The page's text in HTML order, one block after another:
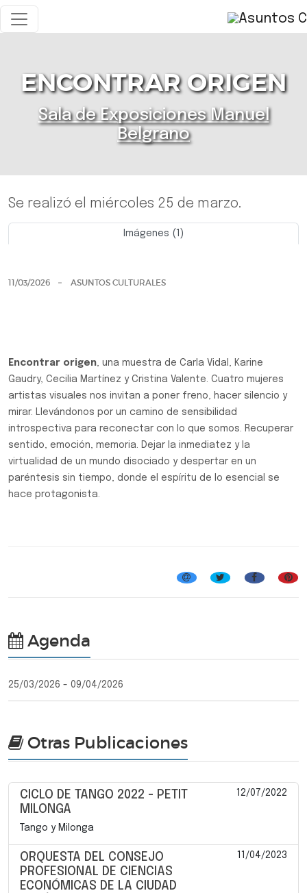
ENCONTRAR ORIGEN
Sala de Exposiciones Manuel
Belgrano
Se realizó el miércoles 25 de marzo.
Imágenes (1)
11/03/2026 ASUNTOS CULTURALES
Encontrar origen, una muestra de Carla Vidal, Karine
Gaudry, Cecilia Martínez y Cristina Valente. Cuatro mujeres
artistas visuales nos invitan a poner freno, hacer silencio y
mirar. Llevándonos por un camino de sensibilidad
introspectiva para reconectar con lo que somos. Recuperar
sentido, emoción, memoria. Dejar la inmediatez y la
virtualidad de un mundo disociado y despertar en un
paréntesis sin tiempo, donde el espíritu de lo esencial se
hace protagonista.
Agenda
25/03/2026 - 09/04/2026
Otras Publicaciones
CICLO DE TANGO 2022 - PETIT
MILONGA
12/07/2022
Tango y Milonga
ORQUESTA DEL CONSEJO
PROFESIONAL DE CIENCIAS
ECONÓMICAS DE LA CIUDAD
11/04/2023